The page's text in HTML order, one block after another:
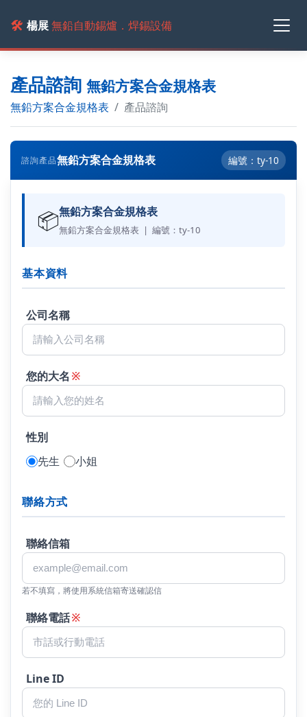
🛠️ 楊展無鉛自動錫爐．焊錫設備
產品諮詢 無鉛方案合金規格表
無鉛方案合金規格表 產品諮詢
諮詢產品無鉛方案合金規格表 編號：ty-10
📦無鉛方案合金規格表
無鉛方案合金規格表 | 編號：ty-10
基本資料
公司名稱
您的大名 ※
性別
先生
小姐
聯絡方式
聯絡信箱
若不填寫，將使用系統信箱寄送確認信
聯絡電話※
Line ID